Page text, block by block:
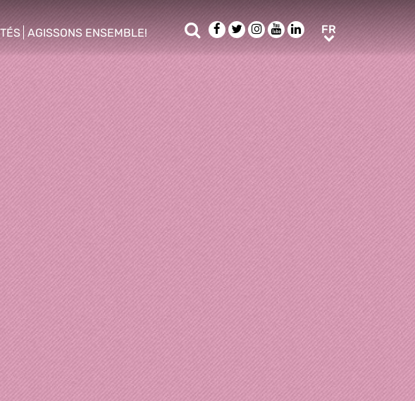
sub menu
AGISSONS ENSEMBLE!
show/hide sub menu
Rechercher
Facebook
TwitterInstagram
YoutubeLinkedIn
FR FR